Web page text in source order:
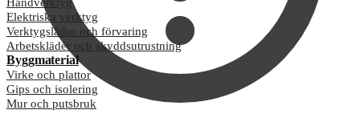
Elektriska verktyg
Verktygslådor och förvaring
Arbetskläder och skyddsutrustning
Byggmaterial
Virke och plattor
Gips och isolering
Mur och putsbruk